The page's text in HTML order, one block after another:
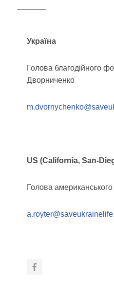
Україна
Голова благодійного
Дворниченко
US (California, San-
Голова